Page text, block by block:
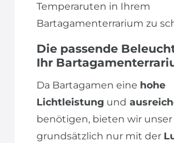
Temperaruten in Ihrem
Bartagamenterrarium zu
Die passende
Ihr
Da Bartagamen eine hohe
Lichtleistung und
benötigen, bieten wir unser
grundsätzlich nur mit der